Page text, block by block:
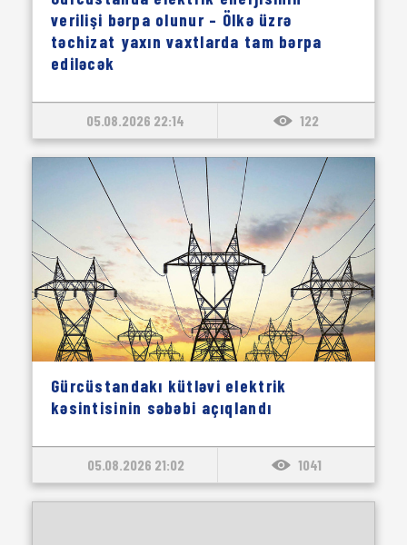
verilişi bərpa olunur – Ölkə üzrə
təchizat yaxın vaxtlarda tam bərpa
ediləcək
05.08.2026 22:14 122
Gürcüstandakı kütləvi elektrik
kəsintisinin səbəbi açıqlandı
05.08.2026 21:02 1041